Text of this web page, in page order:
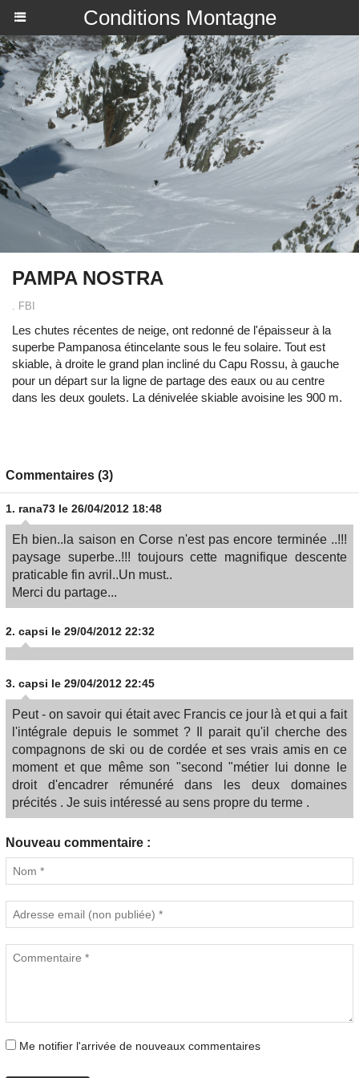
Conditions Montagne
PAMPA NOSTRA
. FBI
Les chutes récentes de neige, ont redonné de l'épaisseur à la
superbe Pampanosa étincelante sous le feu solaire. Tout est
skiable, à droite le grand plan incliné du Capu Rossu, à gauche
pour un départ sur la ligne de partage des eaux ou au centre
dans les deux goulets. La dénivelée skiable avoisine les 900 m.
Commentaires (3)
1. rana73 le 26/04/2012 18:48
Eh bien..la saison en Corse n'est pas encore terminée ..!!!
paysage superbe..!!! toujours cette magnifique descente
praticable fin avril..Un must..
Merci du partage...
2. capsi le 29/04/2012 22:32
3. capsi le 29/04/2012 22:45
Peut - on savoir qui était avec Francis ce jour là et qui a fait
l'intégrale depuis le sommet ? Il parait qu'il cherche des
compagnons de ski ou de cordée et ses vrais amis en ce
moment et que même son "second "métier lui donne le
droit d'encadrer rémunéré dans les deux domaines
précités . Je suis intéressé au sens propre du terme .
Nouveau commentaire :
Me notifier l'arrivée de nouveaux commentaires